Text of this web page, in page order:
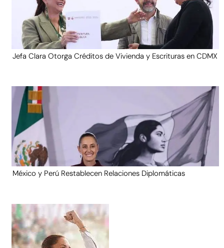
Jefa Clara Otorga Créditos de Vivienda y Escrituras en CDMX
México y Perú Restablecen Relaciones Diplomáticas